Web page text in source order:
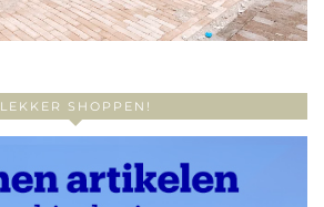
LEKKER SHOPPEN!